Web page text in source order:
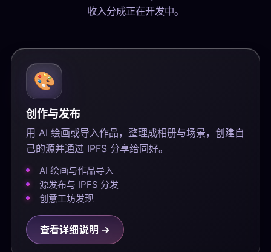
收入分成正在开发中。
🎨
创作与发布
用 AI 绘画或导入作品，整理成相册与场景，创建自
己的源并通过 IPFS 分享给同好。
AI 绘画与作品导入
源发布与 IPFS 分发
创意工坊发现
查看详细说明 →